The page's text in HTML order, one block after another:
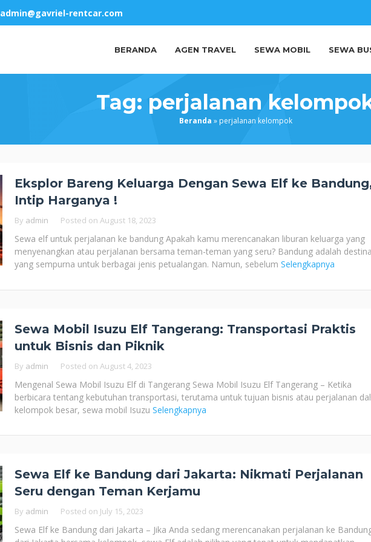
admin@gavriel-rentcar.com
BERANDA AGEN TRAVEL SEWA MOBIL SEWA
Tag: perjalanan
Beranda » perjalanan kelompok
Eksplor Bareng Keluarga Dengan Sewa Elf ke
Intip Harganya !
By admin Posted on August 18, 2023
Sewa elf untuk perjalanan ke bandung Apakah kamu merencanakan liburan keluarga yang
menyenangkan atau perjalanan bersama teman-teman yang seru? Bandung adalah
yang sempurna untuk berbagai jenis petualangan. Namun, sebelum Selengkapnya
Sewa Mobil Isuzu Elf Tangerang: Transportasi Praktis
untuk Bisnis dan Piknik
By admin Posted on August 4, 2023
Mengenal Sewa Mobil Isuzu Elf di Tangerang Sewa Mobil Isuzu Elf Tangerang – Ketika
berbicara tentang kebutuhan transportasi, terutama untuk tujuan bisnis atau perjalanan
kelompok besar, sewa mobil Isuzu Selengkapnya
Sewa Elf ke Bandung dari Jakarta: Nikmati Perjalanan
Seru dengan Teman Kerjamu
By admin Posted on July 15, 2023
Sewa Elf ke Bandung dari Jakarta – Jika Anda sedang merencanakan perjalanan ke